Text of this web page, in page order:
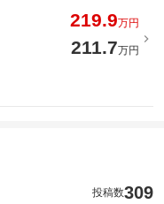
219.9万円
211.7万円
投稿数309